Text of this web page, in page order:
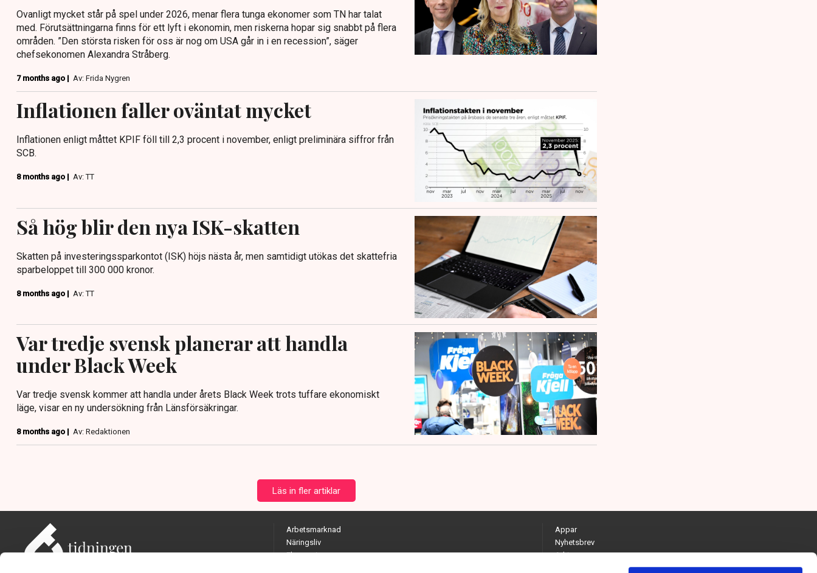
Ovanligt mycket står på spel under 2026, menar flera tunga ekonomer som TN har talat
med. Förutsättningarna finns för ett lyft i ekonomin, men riskerna hopar sig snabbt på flera
områden. ”Den största risken för oss är nog om USA går in i en recession”, säger
chefsekonomen Alexandra Stråberg.
7 months ago | Av: Frida Nygren
Inflationen faller oväntat mycket
Inflationen enligt måttet KPIF föll till 2,3 procent i november, enligt preliminära siffror från
SCB.
8 months ago | Av: TT
Så hög blir den nya ISK-skatten
Skatten på investeringssparkontot (ISK) höjs nästa år, men samtidigt utökas det skattefria
sparbeloppet till 300 000 kronor.
8 months ago | Av: TT
Var tredje svensk planerar att handla
under Black Week
Var tredje svensk kommer att handla under årets Black Week trots tuffare ekonomiskt
läge, visar en ny undersökning från Länsförsäkringar.
8 months ago | Av: Redaktionen
Läs in fler artiklar
Arbetsmarknad
Näringsliv
Ekonomi
Appar
Nyhetsbrev
Arkiv
Kontakta redaktionen